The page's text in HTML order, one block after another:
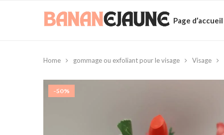
Page d’accueil
Home gommage ou exfoliant pour le visage Visage
-50%